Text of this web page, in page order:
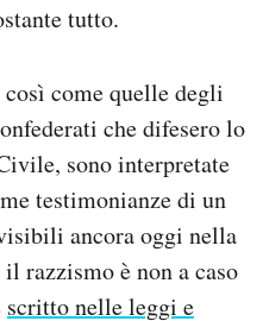
tutto.
come quelle degli
che difesero lo
sono interpretate
testimonianze di un
ancora oggi nella
razzismo è non a caso
scritto nelle leggi e